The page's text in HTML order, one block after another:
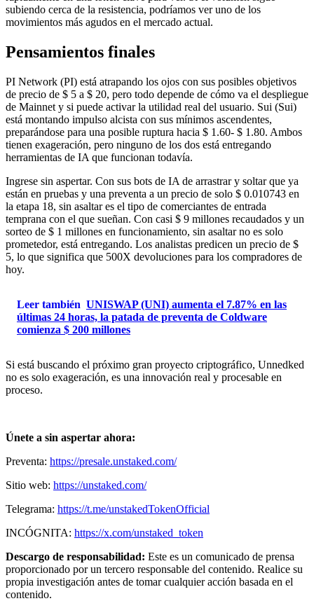
subiendo cerca de la resistencia, podríamos ver uno de los
movimientos más agudos en el mercado actual.
Pensamientos finales
PI Network (PI) está atrapando los ojos con sus posibles objetivos
de precio de $ 5 a $ 20, pero todo depende de cómo va el despliegue
de Mainnet y si puede activar la utilidad real del usuario. Sui (Sui)
está montando impulso alcista con sus mínimos ascendentes,
preparándose para una posible ruptura hacia $ 1.60- $ 1.80. Ambos
tienen exageración, pero ninguno de los dos está entregando
herramientas de IA que funcionan todavía.
Ingrese sin aspertar. Con sus bots de IA de arrastrar y soltar que ya
están en pruebas y una preventa a un precio de solo $ 0.010743 en
la etapa 18, sin asaltar es el tipo de comerciantes de entrada
temprana con el que sueñan. Con casi $ 9 millones recaudados y un
sorteo de $ 1 millones en funcionamiento, sin asaltar no es solo
prometedor, está entregando. Los analistas predicen un precio de $
5, lo que significa que 500X devoluciones para los compradores de
hoy.
Leer también UNISWAP (UNI) aumenta el 7.87% en las
últimas 24 horas, la patada de preventa de Coldware
comienza $ 200 millones
Si está buscando el próximo gran proyecto criptográfico, Unnedked
no es solo exageración, es una innovación real y procesable en
proceso.
Únete a sin aspertar ahora:
Preventa: https://presale.unstaked.com/
Sitio web: https://unstaked.com/
Telegrama: https://t.me/unstakedTokenOfficial
INCÓGNITA: https://x.com/unstaked_token
Descargo de responsabilidad: Este es un comunicado de prensa
proporcionado por un tercero responsable del contenido. Realice su
propia investigación antes de tomar cualquier acción basada en el
contenido.